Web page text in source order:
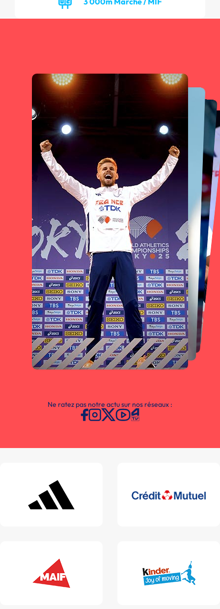
Ne ratez pas notre actu sur nos réseaux :